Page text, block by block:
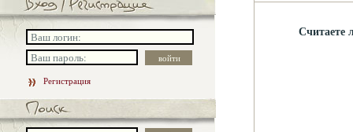
Регистрация
Считаете